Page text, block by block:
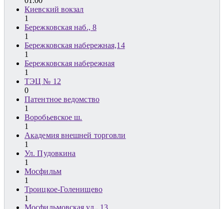
Киевский вокзал
1
Бережковская наб., 8
1
Бережковская набережная,14
1
Бережковская набережная
1
ТЭЦ № 12
0
Патентное ведомство
1
Воробьевское ш.
1
Академия внешней торговли
1
Ул. Пудовкина
1
Мосфильм
1
Троицкое-Голенищево
1